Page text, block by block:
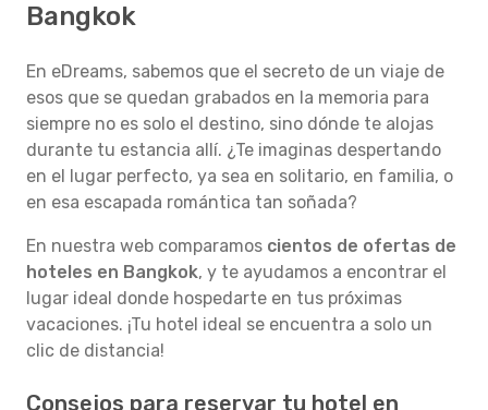
Bangkok
En eDreams, sabemos que el secreto de un viaje de
esos que se quedan grabados en la memoria para
siempre no es solo el destino, sino dónde te alojas
durante tu estancia allí. ¿Te imaginas despertando
en el lugar perfecto, ya sea en solitario, en familia, o
en esa escapada romántica tan soñada?
En nuestra web comparamos cientos de ofertas de
hoteles en Bangkok, y te ayudamos a encontrar el
lugar ideal donde hospedarte en tus próximas
vacaciones. ¡Tu hotel ideal se encuentra a solo un
clic de distancia!
Consejos para reservar tu hotel en